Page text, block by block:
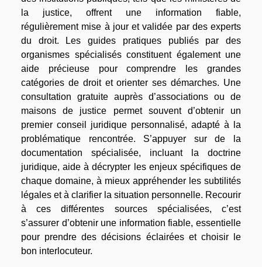
la justice, offrent une information fiable,
régulièrement mise à jour et validée par des experts
du droit. Les guides pratiques publiés par des
organismes spécialisés constituent également une
aide précieuse pour comprendre les grandes
catégories de droit et orienter ses démarches. Une
consultation gratuite auprès d’associations ou de
maisons de justice permet souvent d’obtenir un
premier conseil juridique personnalisé, adapté à la
problématique rencontrée. S’appuyer sur de la
documentation spécialisée, incluant la doctrine
juridique, aide à décrypter les enjeux spécifiques de
chaque domaine, à mieux appréhender les subtilités
légales et à clarifier la situation personnelle. Recourir
à ces différentes sources spécialisées, c’est
s’assurer d’obtenir une information fiable, essentielle
pour prendre des décisions éclairées et choisir le
bon interlocuteur.